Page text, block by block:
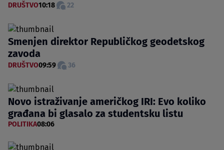
DRUŠTVO10:18 22
Smenjen direktor Republičkog geodetskog
zavoda
DRUŠTVO09:59 36
Novo istraživanje američkog IRI: Evo koliko
građana bi glasalo za studentsku listu
POLITIKA08:06